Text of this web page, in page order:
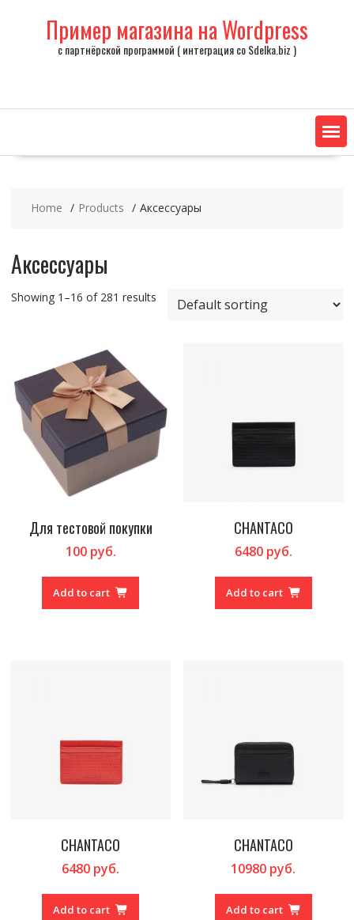
Пример магазина на Wordpress
с партнёрской программой ( интеграция со Sdelka.biz )
Home Products Аксессуары
Аксессуары
Showing 1–16 of 281 results
Для тестовой покупки
100руб.
Add to cart
CHANTACO
6480руб.
Add to cart
CHANTACO
6480 руб.
Add to cart
CHANTACO
10980 руб.
Add to cart